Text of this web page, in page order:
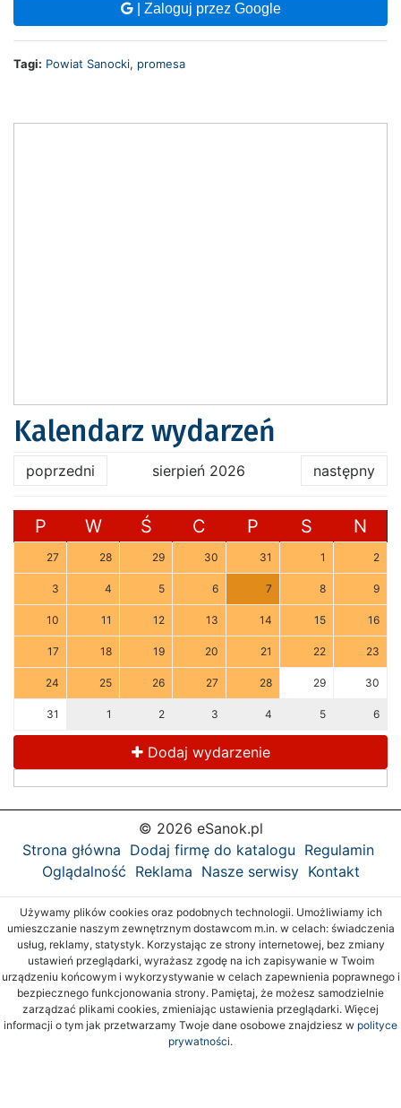
| Zaloguj przez Google
Tagi: Powiat Sanocki, promesa
Kalendarz wydarzeń
poprzedni sierpień 2026 następny
P W Ś C P S N
27 28 29 30 31 1 2
3 4 5 6 7 8 9
10 11 12 13 14 15 16
17 18 19 20 21 22 23
24 25 26 27 28 29 30
31 1 2 3 4 5 6
Dodaj wydarzenie
© 2026 eSanok.pl
Strona główna Dodaj firmę do katalogu Regulamin
Oglądalność Reklama Nasze serwisy Kontakt
Używamy plików cookies oraz podobnych technologii. Umożliwiamy ich
umieszczanie naszym zewnętrznym dostawcom m.in. w celach: świadczenia
usług, reklamy, statystyk. Korzystając ze strony internetowej, bez zmiany
ustawień przeglądarki, wyrażasz zgodę na ich zapisywanie w Twoim
urządzeniu końcowym i wykorzystywanie w celach zapewnienia poprawnego i
bezpiecznego funkcjonowania strony. Pamiętaj, że możesz samodzielnie
zarządzać plikami cookies, zmieniając ustawienia przeglądarki. Więcej
informacji o tym jak przetwarzamy Twoje dane osobowe znajdziesz w polityce
prywatności.